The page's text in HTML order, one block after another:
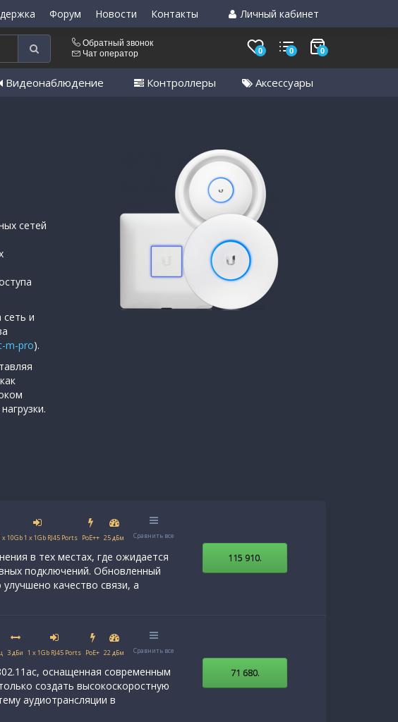
Форум Новости Контакты Личный кабинет
Обратный звонок
Чат оператор
0 0 0
Видеонаблюдение Контроллеры Аксессуары
сетей
сеть и
m-pro).
x 10Gb 1 x 1Gb RJ45 Ports PoE++ 25 дБм Сравнить все
в тех местах, где ожидается
подключений. Обновленный
качество связи, а
115 910.
3 дБи 1 x 1Gb RJ45 Ports PoE+ 22 дБм Сравнить все
оснащенная современным
создать высокоскоростную
аудиотрансляции в
71 680.